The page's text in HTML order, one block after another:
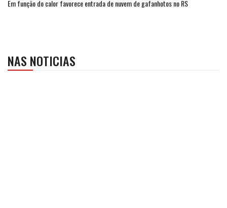
Em função do calor favorece entrada de nuvem de gafanhotos no RS
NAS NOTICIAS